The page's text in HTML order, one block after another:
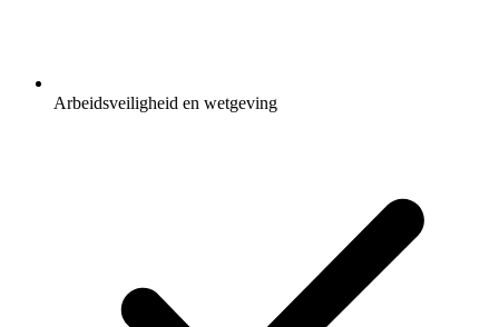
Arbeidsveiligheid en wetgeving